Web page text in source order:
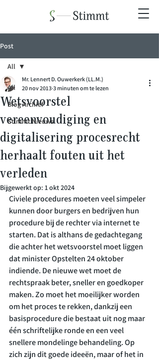
Post
All
Blog Archief
Stimmt Nieuws
All
Wetsvoorstel
vereenvoudiging en
digitalisering procesrecht
herhaalt fouten uit het
verleden
Mr. Lennert D. Ouwerkerk (LL.M.)
20 nov 2013 3 minuten om te lezen
Bijgewerkt op: 1 okt 2024
Civiele procedures moeten veel simpeler
kunnen door burgers en bedrijven hun
procedure bij de rechter via internet te
starten. Dat is althans de gedachtegang
die achter het wetsvoorstel moet liggen
dat minister Opstelten 24 oktober
indiende. De nieuwe wet moet de
rechtspraak beter, sneller en goedkoper
maken. Zo moet het moeilijker worden
om het proces te rekken, dankzij een
basisprocedure die bestaat uit nog maar
één schriftelijke ronde en een veel
snellere mondelinge behandeling. Op
zich zijn dit goede ideeën, maar of het in